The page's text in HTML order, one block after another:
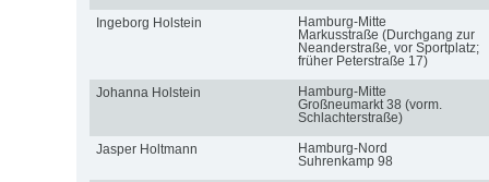
Ingeborg Holstein
Hamburg-Mitte
Markusstraße (Durchgang zur
Neanderstraße, vor Sportplatz;
früher Peterstraße 17)
Johanna Holstein
Hamburg-Mitte
Großneumarkt 38 (vorm.
Schlachterstraße)
Jasper Holtmann
Hamburg-Nord
Suhrenkamp 98